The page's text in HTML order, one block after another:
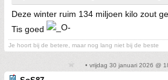
Deze winter ruim 134 miljoen kilo zout
Tis goed
Je hoort bij de betere, maar nog lang niet bij de beste
• vrijdag 30 januari 2026 @